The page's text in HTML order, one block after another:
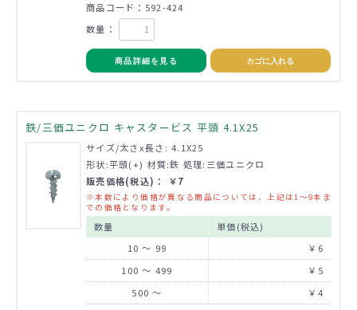
商品コード：592-424
数量：
商品詳細を見る カゴに入れる
鉄/三価ユニクロ キャスタービス 平頭 4.1X25
サイズ/太さx長さ: 4.1X25
形状:平頭(+) 材質:鉄 処理:三価ユニクロ
販売価格(税込)： ￥7
※本数により価格が異なる商品については、上記は1～9本ま
での価格となります。
数量
単価(税込)
10 ～ 99
￥6
100 ～ 499
￥5
500 ～
￥4